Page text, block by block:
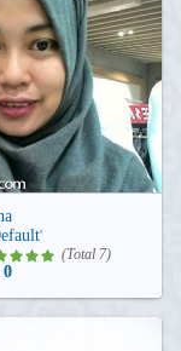
'
(Total 7)
0